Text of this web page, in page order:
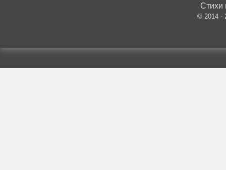
Стихи
© 2014 -